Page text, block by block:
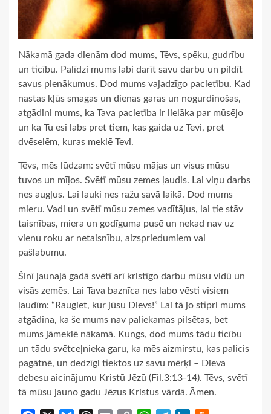
Nākamā gada dienām dod mums, Tēvs, spēku, gudrību
un ticību. Palīdzi mums labi darīt savu darbu un pildīt
savus pienākumus. Dod mums vajadzīgo pacietību. Kad
nastas kļūs smagas un dienas garas un nogurdinošas,
atgādini mums, ka Tava pacietība ir lielāka par mūsējo
un ka Tu esi labs pret tiem, kas gaida uz Tevi, pret
dvēselēm, kuras meklē Tevi.
Tēvs, mēs lūdzam: svētī mūsu mājas un visus mūsu
tuvos un mīļos. Svētī mūsu zemes ļaudis. Lai viņu darbs
nes augļus. Lai lauki nes ražu savā laikā. Dod mums
mieru. Vadi un svētī mūsu zemes vadītājus, lai tie stāv
taisnības, miera un godīguma pusē un nekad nav uz
vienu roku ar netaisnību, aizspriedumiem vai
pašlabumu.
Šinī jaunajā gadā svētī arī kristīgo darbu mūsu vidū un
visās zemēs. Lai Tava baznīca nes labo vēsti visiem
ļaudīm: “Raugiet, kur jūsu Dievs!” Lai tā jo stipri mums
atgādina, ka še mums nav paliekamas pilsētas, bet
mums jāmeklē nākamā. Kungs, dod mums tādu ticību
un tādu svētceļnieka garu, ka mēs aizmirstu, kas palicis
pagātnē, un dedzīgi tiektos uz savu mērķi – Dieva
debesu aicinājumu Kristū Jēzū (Fil.3:13-14). Tēvs, svētī
tā mūsu jauno gadu Jēzus Kristus vārdā. Āmen.